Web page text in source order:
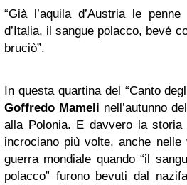
“Già l’aquila d’Austria le
d’Italia, il sangue polacco, bevé
bruciò”.
In questa quartina del “Canto
Goffredo Mameli nell’autunno
alla Polonia. E davvero la storia
incrociano più volte, anche nelle
guerra mondiale quando “il
polacco” furono bevuti dal